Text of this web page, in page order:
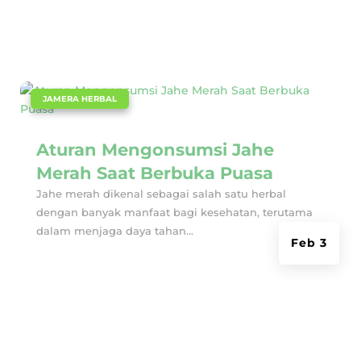
Aturan Mengonsumsi Jahe
Merah Saat Berbuka Puasa
Feb 3
JAMERA HERBAL
Jahe merah dikenal sebagai salah satu herbal
dengan banyak manfaat bagi kesehatan, terutama
dalam menjaga daya tahan...